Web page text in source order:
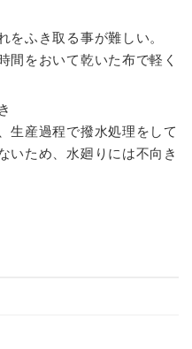
をふき取る事が難しい。
間をおいて乾いた布で軽く
生産過程で撥水処理をして
いため、水廻りには不向き